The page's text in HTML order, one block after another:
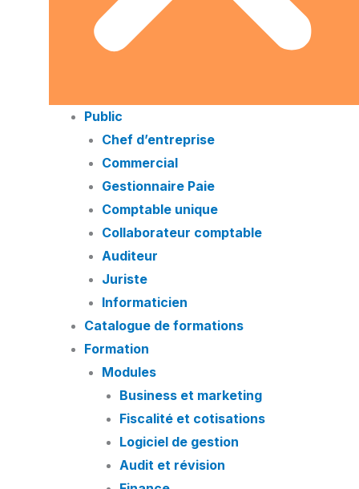
Public
Chef d’entreprise
Commercial
Gestionnaire Paie
Comptable unique
Collaborateur comptable
Auditeur
Juriste
Informaticien
Catalogue de formations
Formation
Modules
Business et marketing
Fiscalité et cotisations
Logiciel de gestion
Audit et révision